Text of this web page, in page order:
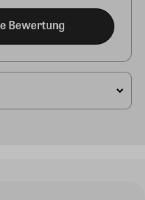
Bewertung